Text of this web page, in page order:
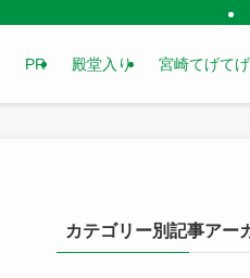
PR 殿堂入り 宮崎てげて
カテゴリー別記事アー